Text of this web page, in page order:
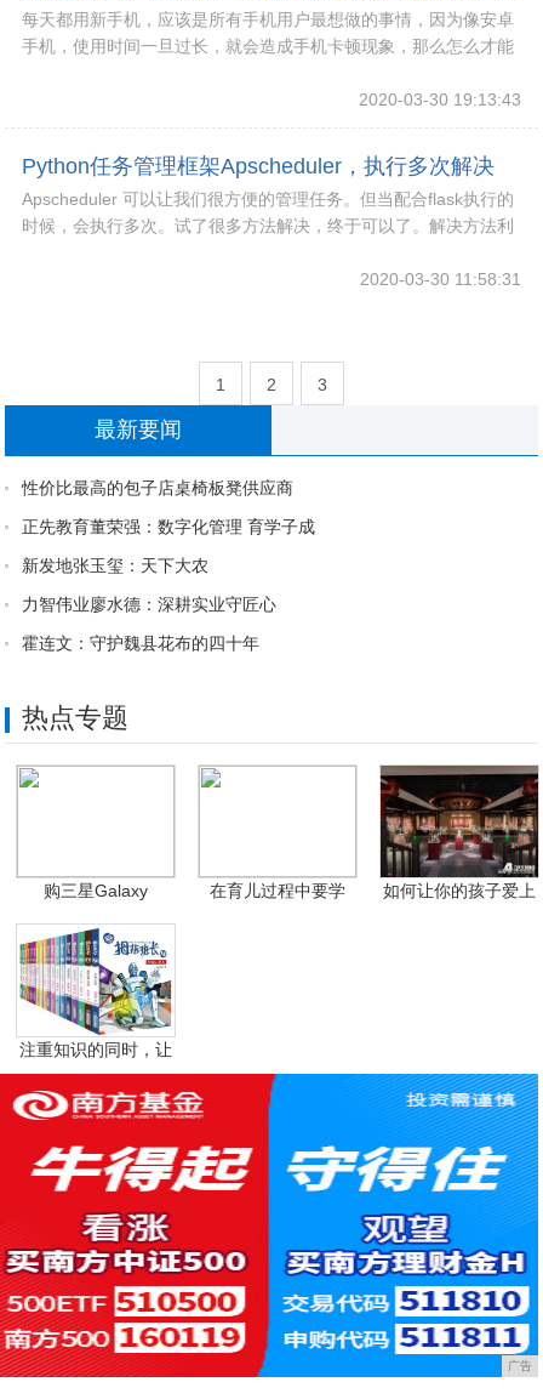
手机如获新生
每天都用新手机，应该是所有手机用户最想做的事情，因为像安卓
手机，使用时间一旦过长，就会造成手机卡顿现象，那么怎么才能
2020-03-30 19:13:43
Python任务管理框架Apscheduler，执行多次解决
Apscheduler 可以让我们很方便的管理任务。但当配合flask执行的
时候，会执行多次。试了很多方法解决，终于可以了。解决方法利
2020-03-30 11:58:31
1 2 3
最新要闻
性价比最高的包子店桌椅板凳供应商
正先教育董荣强：数字化管理 育学子成
新发地张玉玺：天下大农
力智伟业廖水德：深耕实业守匠心
霍连文：守护魏县花布的四十年
热点专题
购三星Galaxy
在育儿过程中要学
如何让你的孩子爱上
注重知识的同时，让
孩
广告